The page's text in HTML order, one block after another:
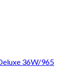
36W/965